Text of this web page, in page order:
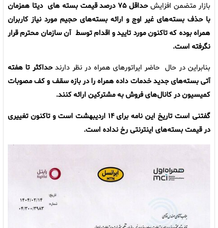
بازار متضمن افزایش
حداقل ۷۵ درصد قیمت بسته های دیتا همزمان
با حذف بسته‌های غیر اوج و ارائه بسته‌های حجیم مورد نیاز کاربران
همراه بوده که تاکنون مورد تایید و اقدام توسط آن سازمان محترم قرار
نگرفته است.
بنابراین در حال حاضر ایراتورهای همراه در نظر دارندحداکثر تا هفته
آتی بسته‌های جدید خدمات داده همراه را در بازه سقف و کف مصوبات
کمیسیون در کانال‌های فروش به مشترکین ارائه کنند.
گفتنی است تاریخ این نامه برای ۱۴ اردیبهشت است و تاکنون تغییری
در قیمت بسته‌های اینترنتی رخ نداده است.